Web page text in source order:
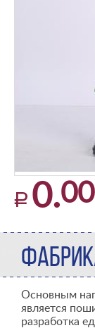
0.00
Основным
является
разработка